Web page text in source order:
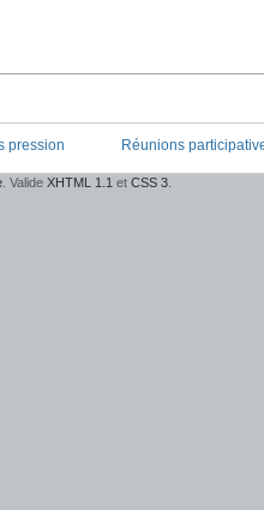
pression Réunions
. Valide XHTML 1.1 et CSS 3